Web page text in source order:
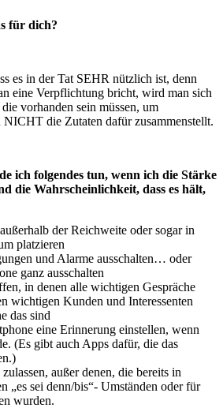
für dich?
es in der Tat SEHR nützlich ist, denn
eine Verpflichtung bricht, wird man sich
vorhanden sein müssen, um
NICHT die Zutaten dafür zusammenstellt.
ich folgendes tun, wenn ich die Stärke
die Wahrscheinlichkeit, dass es hält,
der Reichweite oder sogar in
platzieren
und Alarme ausschalten… oder
ganz ausschalten
in denen alle wichtigen Gespräche
wichtigen Kunden und Interessenten
das sind
eine Erinnerung einstellen, wenn
(Es gibt auch Apps dafür, die das
außer denen, die bereits in
„es sei denn/bis“- Umständen oder für
wurden.